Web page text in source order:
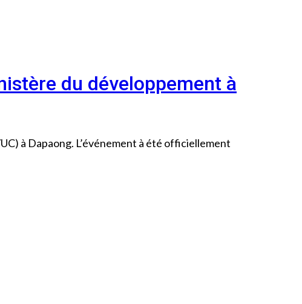
du développement à
à Dapaong. L’événement à été officiellement